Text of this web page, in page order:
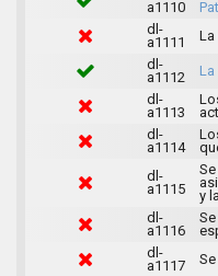
a1110
dl-
a1111
La
dl-
a1112
La
dl-
a1113
dl-
a1114
dl-
a1115
y
dl-
a1116
dl-
a1117